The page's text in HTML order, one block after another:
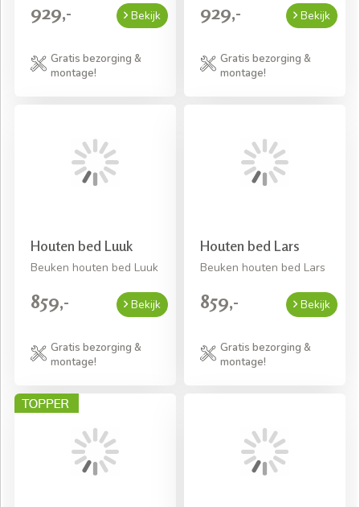
929,- Bekijk
Gratis bezorging &
montage!
929,- Bekijk
Gratis bezorging &
montage!
Houten bed Luuk
Beuken houten bed Luuk
859,- Bekijk
Gratis bezorging &
montage!
Houten bed Lars
Beuken houten bed Lars
859,- Bekijk
Gratis bezorging &
montage!